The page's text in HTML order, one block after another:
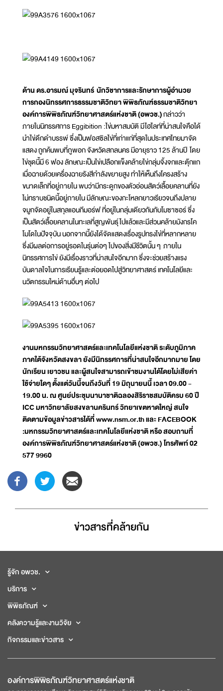
ด้าน ดร.อารมณ์ มุจรินทร์ นักวิชาการและรักษาการผู้อำนวย
การกองนิทรรศการธรรมชาติวิทยา พิพิธภัณฑ์ธรรมชาติวิทยา
องค์การพิพิธภัณฑ์วิทยาศาสตร์แห่งชาติ (อพวช.)กล่าวว่า
ภายในนิทรรศการ Eggibition :ไข่มหาสมบัติ มีไฮไลท์ที่น่าสนใจคือได้
นำไข่ดึกดำบรรพ์ ซึ่งเป็นฟอสซิลไข่ที่เก่าแก่ที่สุดในประเทศไทยมาจัด
แสดง ถูกค้นพบที่ภูพอก จังหวัดสกลนคร มีอายุราว 125 ล้านปี โดย
ไข่ชุดนี้มี 6 ฟอง ลักษณะเป็นไข่เปลือกแข็งคล้ายไข่กลุ่มจิ้งจกและตุ๊กแก
เมื่อฉายด้วยเครื่องฉายรังสีกำลังขยายสูง ทำให้เห็นถึงโครงสร้าง
ขนาดเล็กที่อยู่ภายใน พบว่ามีกระดูกของตัวอ่อนสัตว์เลื้อยคลานที่ยัง
ไม่ทราบชนิดนี้อยู่ภายใน มีลักษณะของกะโหลกยาวเรียวจนถึงปลาย
จมูกจัดอยู่ในสกุลแอนกีมอร์ฟ ที่อยู่ในกลุ่มเดียวกันกับโมซาซอร์ ซึ่ง
เป็นสัตว์เลื้อยคลานในทะเลที่สูญพันธุ์ไปแล้วและมีส่วนคล้ายมังกรโค
โมโดในปัจจุบัน นอกจากนี้ยังได้จัดแสดงเรื่องรูปทรงไข่ที่หลากหลาย
ซึ่งมีผลต่อการอยู่รอดในรุ่นต่อๆ ไปของสิ่งมีชีวิตนั้น ๆ ภายใน
นิทรรศการไข่ ยังมีเรื่องราวที่น่าสนใจอีกมาก ซึ่งจะช่วยสร้างแรง
บันดาลใจในการเรียนรู้และต่อยอดไปสู่วิทยาศาสตร์ เทคโนโลยีและ
นวัตกรรมใหม่ด้านอื่นๆ ต่อไป
งานมหกรรมวิทยาศาสตร์และเทคโนโลยีแห่งชาติ ระดับภูมิภาค
ภาคใต้จังหวัดสงขลา ยังมีนิทรรศการที่น่าสนใจอีกมากมาย โดย
นักเรียน เยาวชน และผู้สนใจสามารถเข้าชมงานได้โดยไม่เสียค่า
ใช้จ่ายใดๆ ตั้งแต่วันนี้จนถึงวันที่ 19 มิถุนายนนี้ เวลา 09.00 -
19.00 น. ณ ศูนย์ประชุมนานาชาติฉลองสิริราชสมบัติครบ 60 ปี
ICC มหาวิทยาลัยสงขลานครินทร์ วิทยาเขตหาดใหญ่ สนใจ
ติดตามข้อมูลข่าวสารได้ที่ www.nsm.or.th และ FACEBOOK
:มหกรรมวิทยาศาสตร์และเทคโนโลยีแห่งชาติ หรือ สอบถามที่
องค์การพิพิธภัณฑ์วิทยาศาสตร์แห่งชาติ (อพวช.) โทรศัพท์ 02
577 9960
ข่าวสารที่่คล้ายกัน
รู้จัก อพวช.
บริการ
พิพิธภัณฑ์
คลังความรู้และงานวิจัย
กิจกรรมและข่าวสาร
องค์การพิพิธภัณฑ์วิทยาศาสตร์แห่งชาติ